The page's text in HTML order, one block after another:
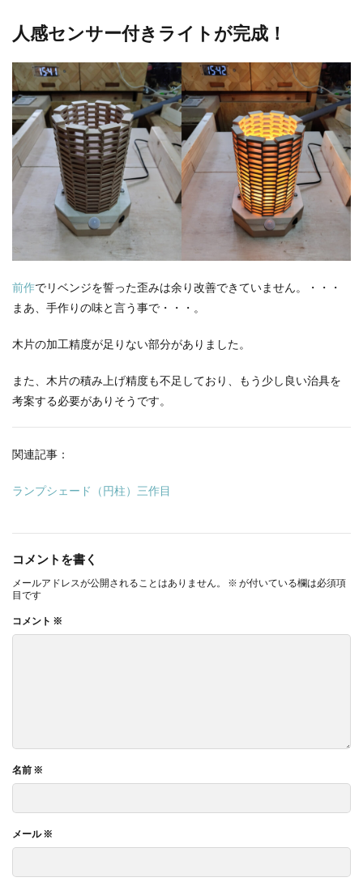
人感センサー付きライトが完成！
前作でリベンジを誓った歪みは余り改善できていません。・・・
まあ、手作りの味と言う事で・・・。
木片の加工精度が足りない部分がありました。
また、木片の積み上げ精度も不足しており、もう少し良い治具を
考案する必要がありそうです。
関連記事：
ランプシェード（円柱）三作目
コメントを書く
メールアドレスが公開されることはありません。 ※ が付いている欄は必須項
目です
コメント ※
名前 ※
メール※